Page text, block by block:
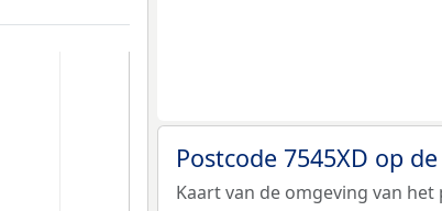
Postcode 7545XD op
Kaart van de omgeving van het